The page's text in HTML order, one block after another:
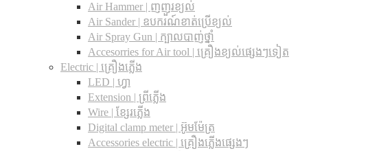
Air Hammer | ញញួរខ្យល់
Air Sander | ឧបករណ៍ខាត់ប្រើខ្យល់
Air Spray Gun | ក្បាលបាញ់ថ្នាំ
Accesorries for Air tool | គ្រឿងខ្យល់ផ្សេងៗទៀត
Electric | គ្រឿងភ្លើង
LED | ហ្វា
Extension | ព្រីភ្លើង
Wire | ខ្សែរភ្លើង
Digital clamp meter | អ៊ូមម៉ែត្រ
Accessories electric | គ្រឿងភ្លើងផ្សេងៗ